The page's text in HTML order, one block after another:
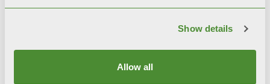
Show details
Allow all